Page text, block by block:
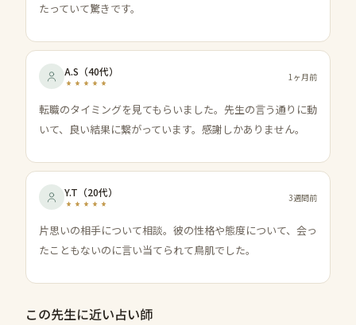
たっていて驚きです。
A.S （40代） 1ヶ月前
転職のタイミングを見てもらいました。先生の言う通りに動
いて、良い結果に繋がっています。感謝しかありません。
Y.T （20代） 3週間前
片思いの相手について相談。彼の性格や態度について、会っ
たこともないのに言い当てられて鳥肌でした。
この先生に近い占い師